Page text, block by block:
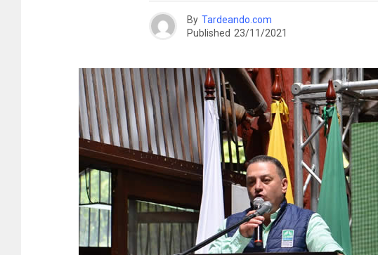
By Tardeando.com
Published 23/11/2021